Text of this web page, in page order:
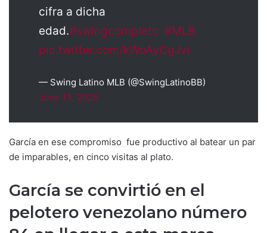
cifra a dicha
edad.#swingcompleto #MLB
pic.twitter.com/kWoAyCgJvi
— Swing Latino MLB (@SwingLatinoBB)
June 13, 2026
García en ese compromiso fue productivo al batear un par
de imparables, en cinco visitas al plato.
García se convirtió en el
pelotero venezolano número